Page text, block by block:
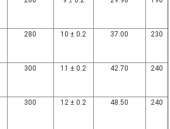
280 10 ± 0.2 37.00 230
300 11 ± 0.2 42.70 240
300 12 ± 0.2 48.50 240